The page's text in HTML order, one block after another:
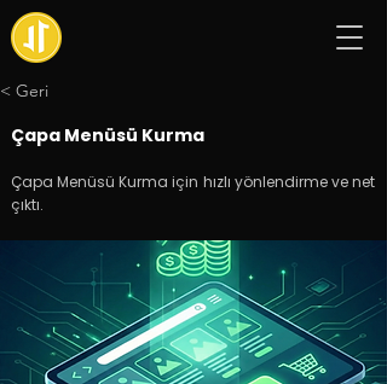
< Geri
Çapa Menüsü Kurma
Çapa Menüsü Kurma için hızlı yönlendirme ve net
çıktı.